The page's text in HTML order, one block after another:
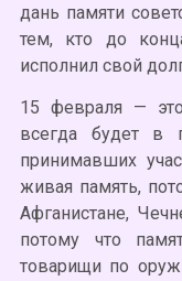
дань памяти
тем, кто до
исполнил свой
15 февраля — это
всегда будет в
принимавших
живая память,
Афганистане,
потому что
товарищи по